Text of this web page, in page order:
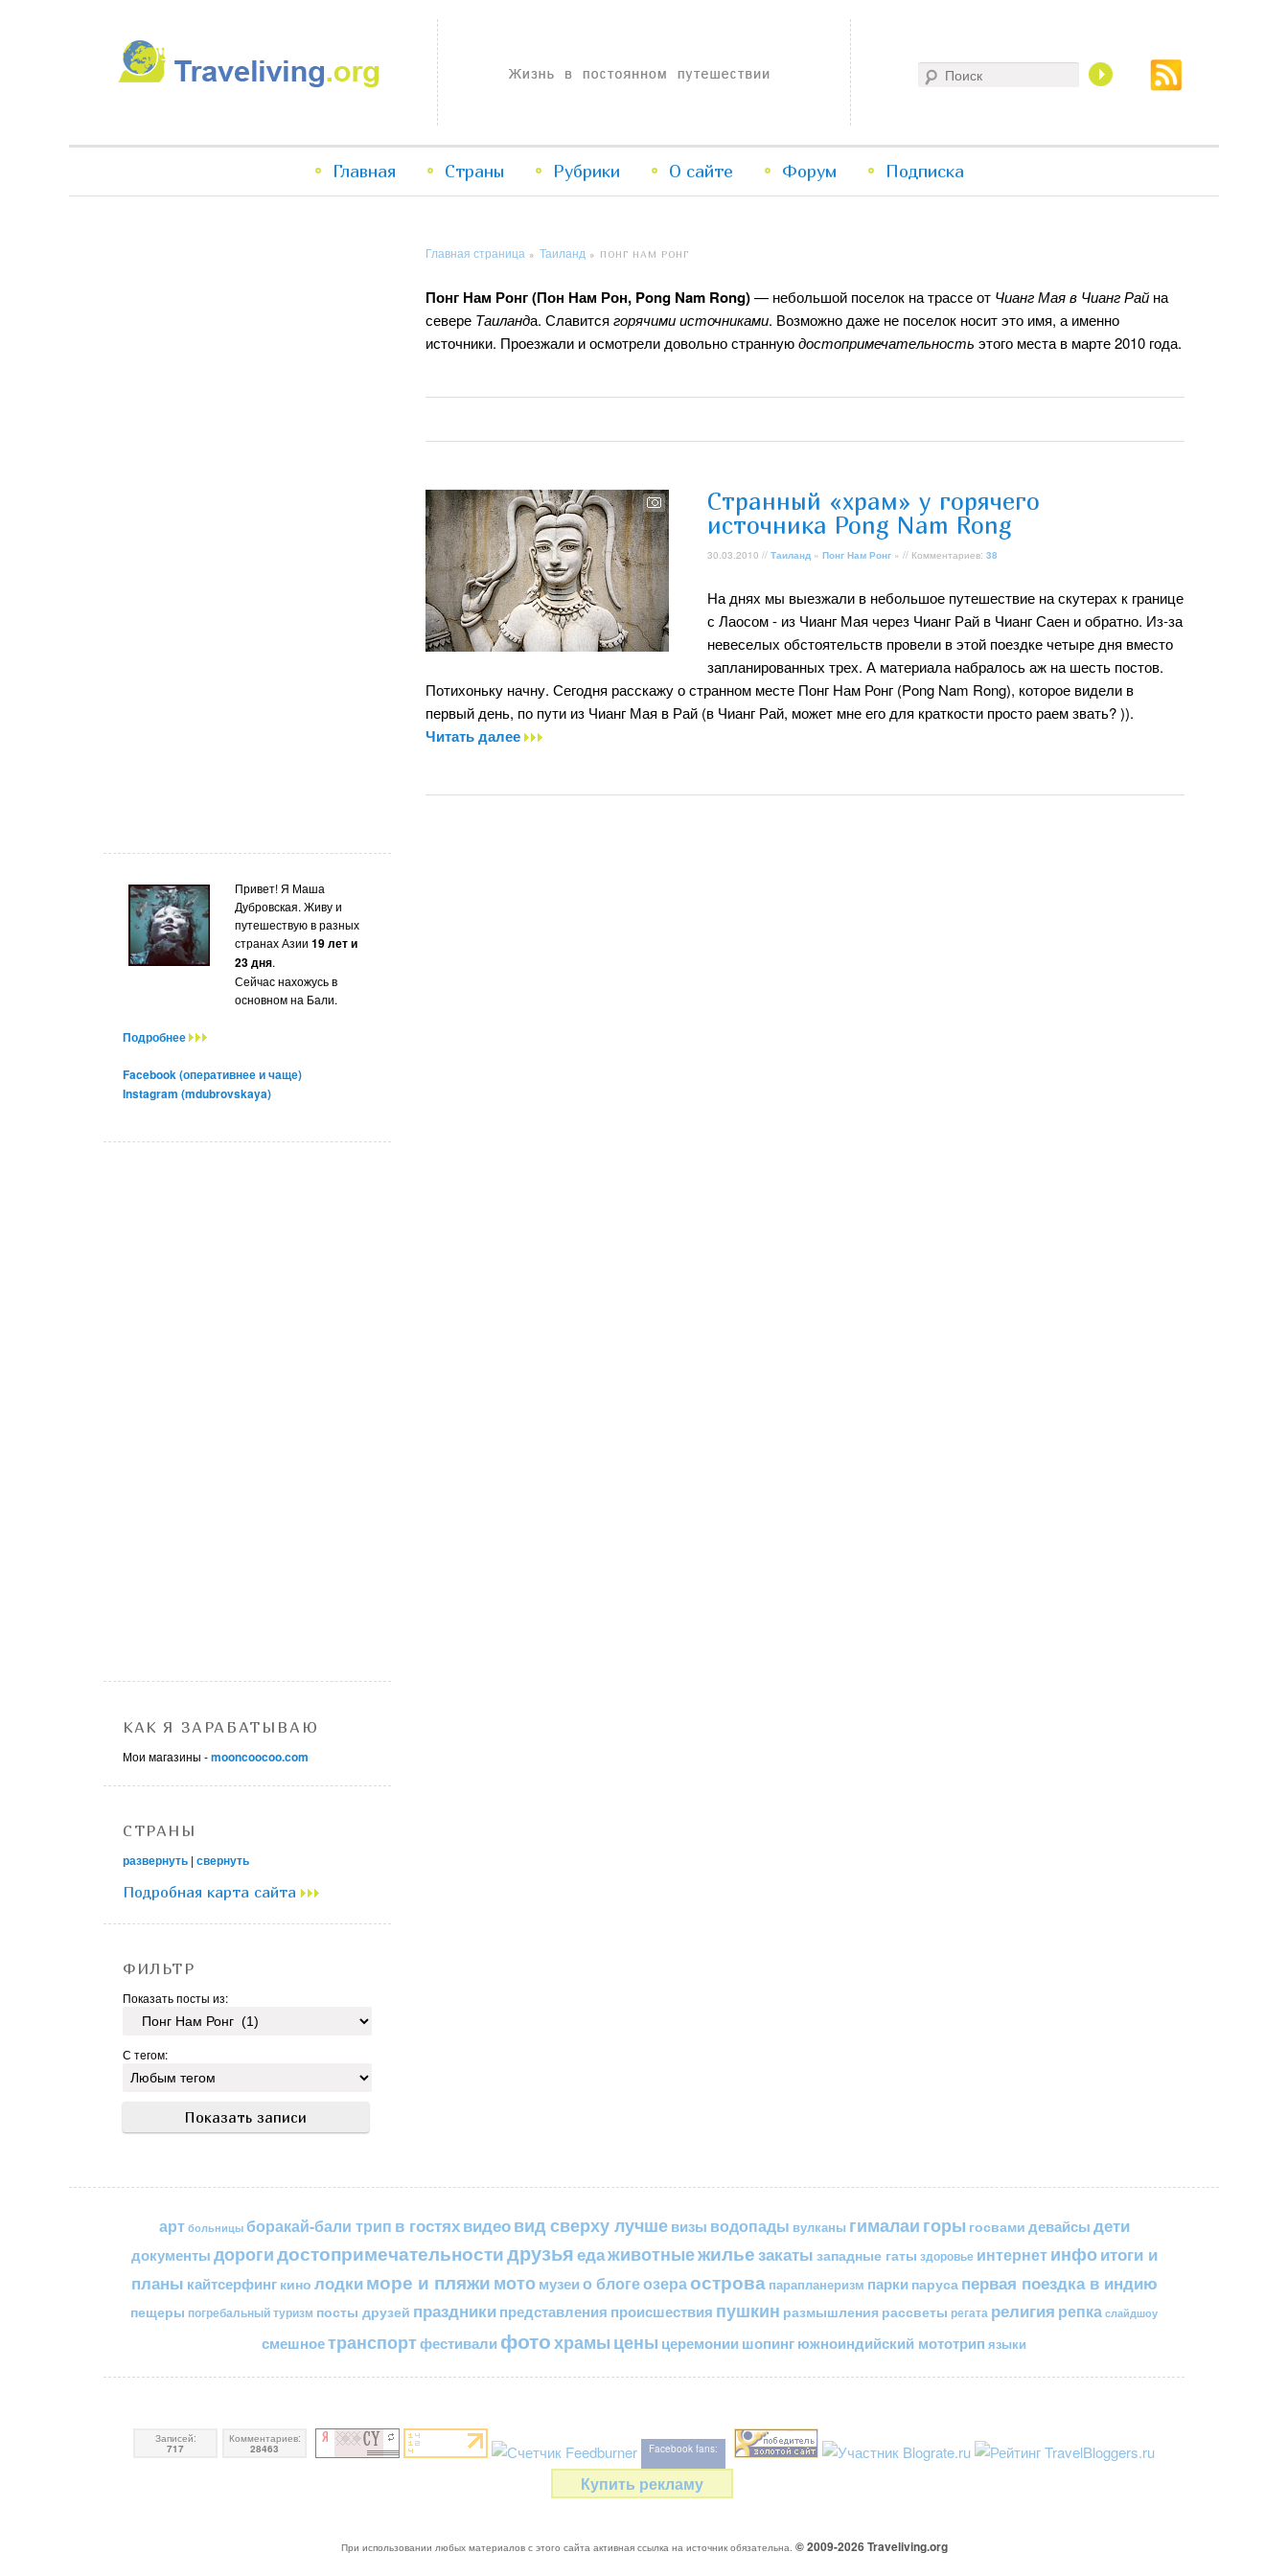
Traveliving
Жизнь в постоянном путешествии
Перейти
содержимому
Перейти
содержимому
Главная Страны Рубрики О сайте Форум Подписка
Главная страница » Таиланд » ПОНГ НАМ РОНГ
Понг Нам Ронг (Пон Нам Рон, Pong Nam Rong)— небольшой поселок на трассе от Чианг Мая в Чианг Рай на
севере Таиланда. Славится горячими источниками. Возможно даже не поселок носит это имя, а именно
источники. Проезжали и осмотрели довольно страннуюдостопримечательность этого места в марте 2010 года.
Странный «храм» у горячего
источника Pong Nam Rong
30.03.2010 // Таиланд » Понг Нам Ронг » // Комментариев: 38
На днях мы выезжали в небольшое путешествие на скутерах к границе
с Лаосом - из Чианг Мая через Чианг Рай в Чианг Саен и обратно. Из-за
невеселых обстоятельств провели в этой поездке четыре дня вместо
запланированных трех. А материала набралось аж на шесть постов.
Потихоньку начну. Сегодня расскажу о странном месте Понг Нам Ронг (Pong Nam Rong), которое видели в
первый день, по пути из Чианг Мая в Рай (в Чианг Рай, может мне его для краткости просто раем звать? )).
Читать далее
Привет! Я Маша
Дубровская. Живу и
путешествую в разных
странах Азии 19 лет и
23 дня.
Сейчас нахожусь в
основном на Бали.
Подробнее
Facebook (оперативнее и чаще)
Instagram (mdubrovskaya)
КАК Я ЗАРАБАТЫВАЮ
Мои магазины -mooncoocoo.com
СТРАНЫ
развернуть | свернуть
Подробная карта сайта
ФИЛЬТР
Показать посты из:
С тегом:
арт больницы боракай-бали трип в гостяхвидеовид сверху лучше визы водопады вулканы гималаи горы госвами девайсы дети
документыдорогидостопримечательностидрузьяедаживотныежильезакаты западные гаты здоровье интернетинфоитоги и
планы кайтсерфинг кино лодкиморе и пляжимото музеи о блогеозераострова парапланеризм парки паруса первая поездка в индию
пещеры погребальный туризм посты друзей праздникипредставления происшествия пушкин размышления рассветы регата религия репка слайдшоу
смешноетранспортфестивали фотохрамы цены церемонии шопингюжноиндийский мототрип языки
Записей:
717
Комментариев:
28463 Facebook fans:
Купить рекламу
При использовании любых материалов с этого сайта активная ссылка на источник обязательна. © 2009-2026Traveliving.org